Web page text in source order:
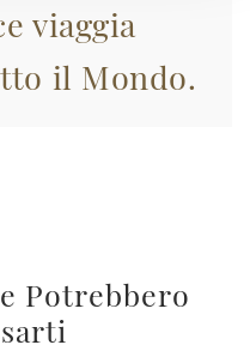
viaggia
il Mondo.
Potrebbero